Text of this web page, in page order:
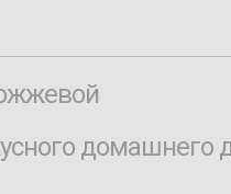
домашнего